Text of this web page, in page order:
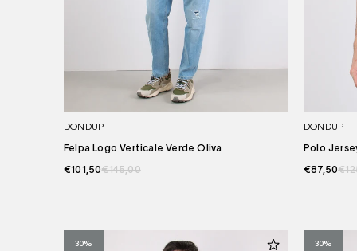
DONDUP
Felpa Logo Verticale Verde Oliva
€101,50€145,00
DONDUP
Polo
€87,50
30% 30%